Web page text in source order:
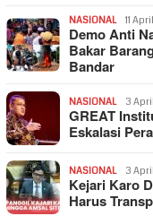
NASIONAL 11
Demo Anti
Bakar
Bandar
NASIONAL 3
GREAT
Eskalasi
NASIONAL 3
Kejari Karo
Harus